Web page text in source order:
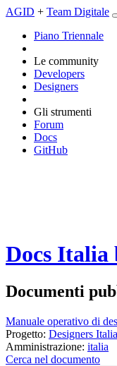
AGID + Team Digitale
Piano Triennale
Le community
Developers
Designers
Gli strumenti
Forum
Docs
GitHub
Docs Italia
Documenti
Manuale operativo di
Progetto: Designers Italia
Amministrazione: italia
Cerca nel documento